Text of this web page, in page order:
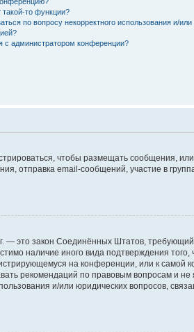
то функции?
по вопросу некорректного использования и/
с администратором конференции?
чтобы размещать сообщения,
отправка email-сообщений, участие в
— это закон Соединённых Штатов,
наличие иного вида подтверждения
на конференции, или к самой
рекомендаций по правовым вопросам и не
и/или юридических вопросов,